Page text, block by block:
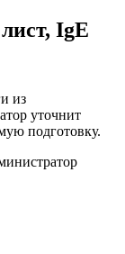
IgE
из
уточнит
подготовку.